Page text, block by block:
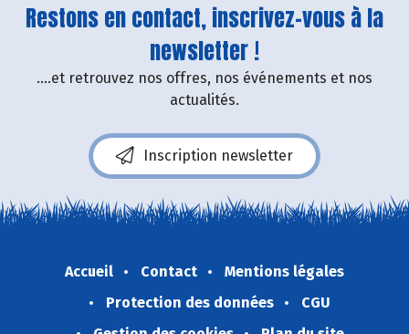
Restons en contact, inscrivez-vous à la
newsletter !
....et retrouvez nos offres, nos événements et nos
actualités.
Inscription newsletter
Accueil Contact
Mentions légales
Protection des données
CGU